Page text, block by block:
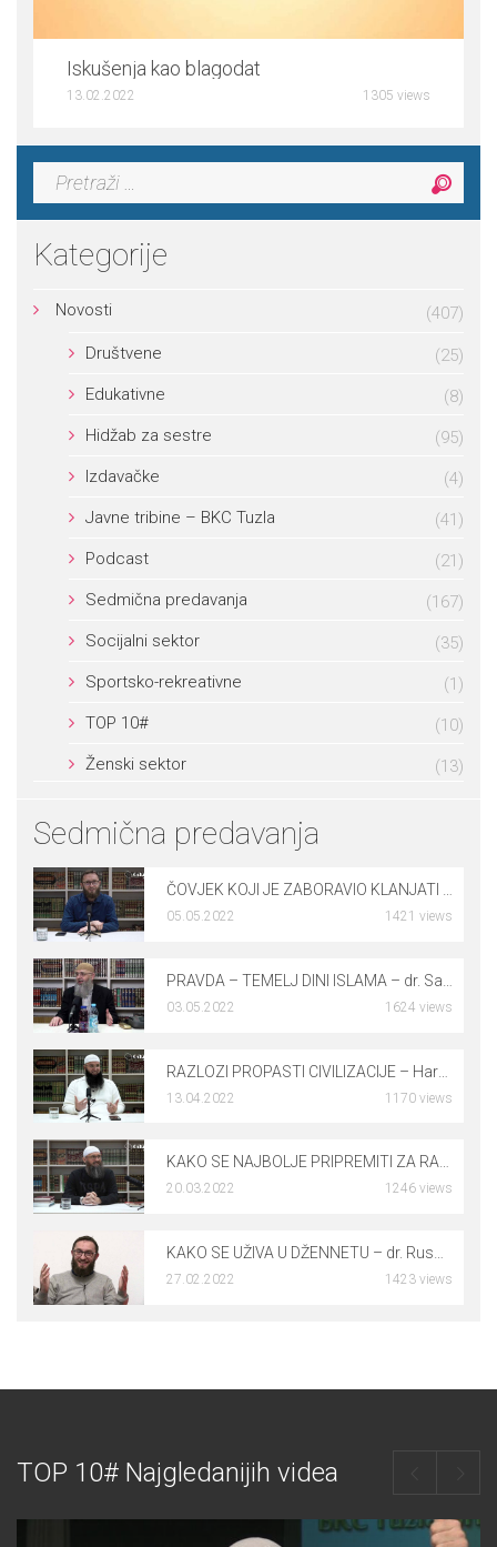
Iskušenja kao blagodat
13.02.2022 1305 views
Pretraga:
Kategorije
Novosti (407)
Društvene
(25)
Edukativne
(8)
Hidžab za sestre
(95)
Izdavačke
(4)
Javne tribine – BKC Tuzla
(41)
Podcast
(21)
Sedmična predavanja
(167)
Socijalni sektor
(35)
Sportsko-rekreativne
(1)
TOP 10#
(10)
Ženski sektor
(13)
Sedmična predavanja
0
ČOVJEK KOJI JE ZABORAVIO KLANJATI NAMAZ – dr. Rusmir Čoković
05.05.2022 1421 views
0
03.05.2022 1624 views
0
13.04.2022 1170 views
0
KAKO SE NAJBOLJE PRIPREMITI ZA RAMAZAN – mr. Elvedin Pezić
20.03.2022 1246 views
0
27.02.2022 1423 views
TOP 10# Najgledanijih videa